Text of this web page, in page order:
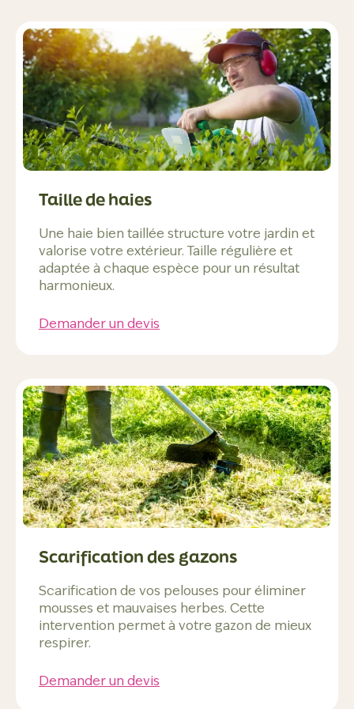
Taille de haies
Une haie bien taillée structure votre jardin et
valorise votre extérieur. Taille régulière et
adaptée à chaque espèce pour un résultat
harmonieux.
Demander un devis
Scarification des gazons
Scarification de vos pelouses pour éliminer
mousses et mauvaises herbes. Cette
intervention permet à votre gazon de mieux
respirer.
Demander un devis